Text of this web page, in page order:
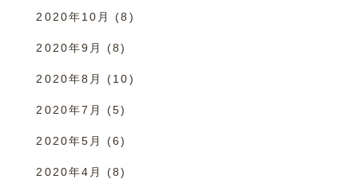
2020年10月 (8)
2020年9月 (8)
2020年8月 (10)
2020年7月 (5)
2020年5月 (6)
2020年4月 (8)